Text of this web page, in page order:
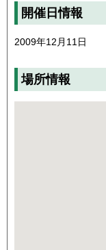
開催日情報
2009年12月11日
場所情報